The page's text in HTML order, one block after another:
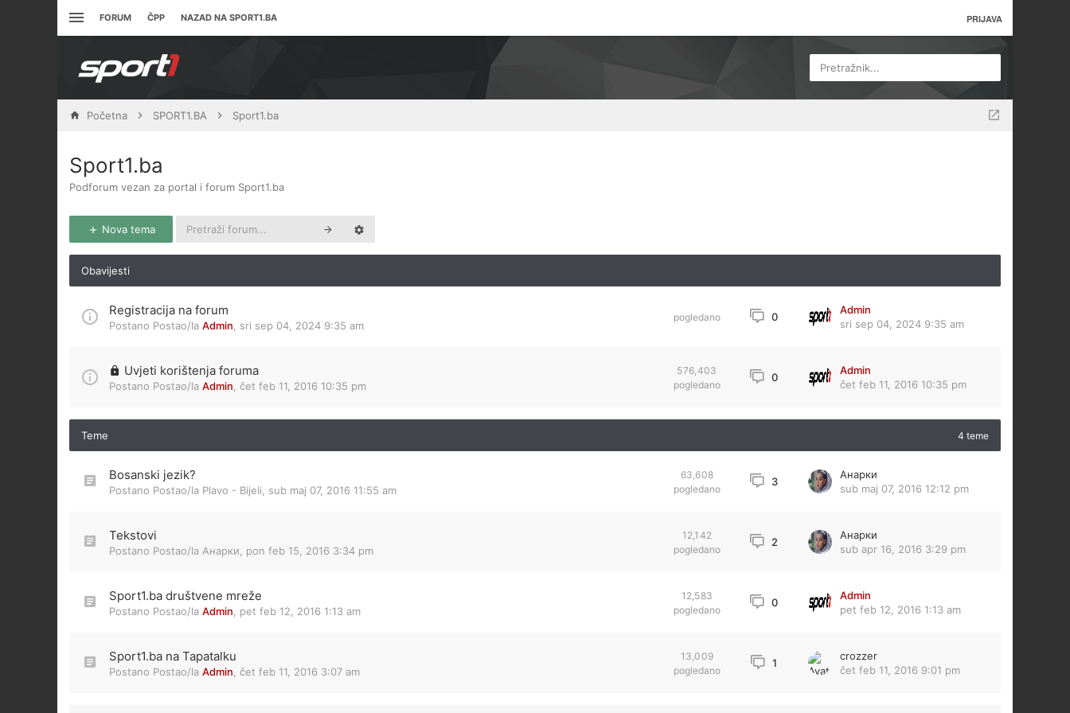
FORUM ČPP NAZAD NA SPORT1.BA PRIJAVA
Pretražnik...
Početna SPORT1.BA Sport1.ba
Sport1.ba
Podforum vezan za portal i forum Sport1.ba
Nova tema
Obavijesti
Registracija na forum
Postano Postao/la Admin sri sep 04, 2024 9:35 am
pogledano 0
Admin
sri sep 04, 2024 9:35 am
Uvjeti korištenja foruma
Postano Postao/la Admin čet feb 11, 2016 10:35 pm
576,403
pogledano
0
Admin
čet feb 11, 2016 10:35 pm
Teme 4 teme
Bosanski jezik?
Postano Postao/la Plavo - Bijeli sub maj 07, 2016 11:55 am
63,608
pogledano
3
Анарки
sub maj 07, 2016 12:12 pm
Tekstovi
Postano Postao/la Анарки pon feb 15, 2016 3:34 pm
12,142
pogledano
2
Анарки
sub apr 16, 2016 3:29 pm
Sport1.ba društvene mreže
Postano Postao/la Admin pet feb 12, 2016 1:13 am
12,583
pogledano
0
Admin
pet feb 12, 2016 1:13 am
Sport1.ba na Tapatalku
Postano Postao/la Admin čet feb 11, 2016 3:07 am
13,009
pogledano
1
crozzer
čet feb 11, 2016 9:01 pm